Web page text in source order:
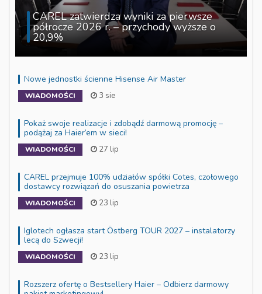
CAREL zatwierdza wyniki za pierwsze
półrocze 2026 r. – przychody wyższe o
20,9%
Nowe jednostki ścienne Hisense Air Master
WIADOMOŚCI 3 sie
Pokaż swoje realizacje i zdobądź darmową promocję –
podążaj za Haier’em w sieci!
WIADOMOŚCI 27 lip
CAREL przejmuje 100% udziałów spółki Cotes, czołowego
dostawcy rozwiązań do osuszania powietrza
WIADOMOŚCI 23 lip
Iglotech ogłasza start Östberg TOUR 2027 – instalatorzy
lecą do Szwecji!
WIADOMOŚCI 23 lip
Rozszerz ofertę o Bestsellery Haier – Odbierz darmowy